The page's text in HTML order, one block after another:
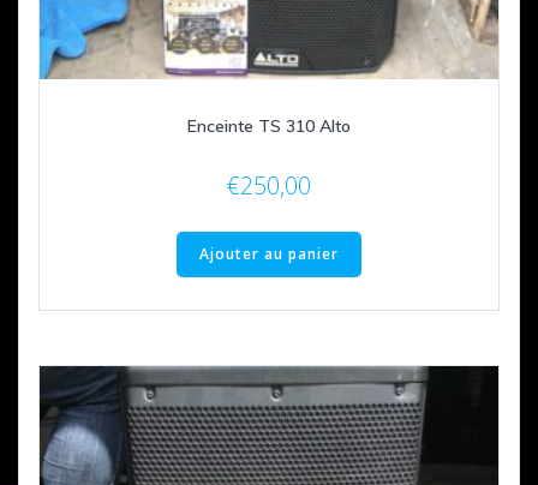
Enceinte TS 310 Alto
€250,00
Ajouter au panier